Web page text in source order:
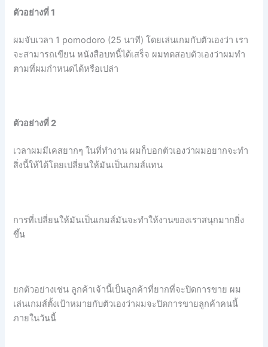
ตัวอย่างที่ 1
ผมจับเวลา 1 pomodoro (25 นาที) โดยเล่นเกมกับตัวเองว่า เรา
จะสามารถเขียน หนังสือบทนี้ได้เสร็จ ผมทดสอบตัวเองว่าผมทำ
ตามที่ผมกำหนดได้หรือเปล่า
ตัวอย่างที่ 2
เวลาผมมีเคสยากๆ ในที่ทำงาน ผมก็บอกตัวเองว่าผมอยากจะทำ
สิ่งนี้ให้ได้โดยเปลี่ยนให้มันเป็นเกมส์แทน
การที่เปลี่ยนให้มันเป็นเกมส์มันจะทำให้งานของเราสนุกมากยิ่ง
ขึ้น
ยกตัวอย่างเช่น ลูกค้าเจ้านี้เป็นลูกค้าที่ยากที่จะปิดการขาย ผม
เล่นเกมส์ตั้งเป้าหมายกับตัวเองว่าผมจะปิดการขายลูกค้าคนนี้
ภายในวันนี้